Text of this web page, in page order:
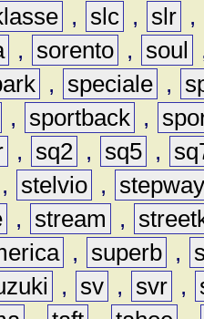
, slc , slr ,
, sorento , soul
, speciale ,
, sportback ,
, sq2 , sq5 ,
, stelvio ,
, stream ,
, superb ,
, sv , svr ,